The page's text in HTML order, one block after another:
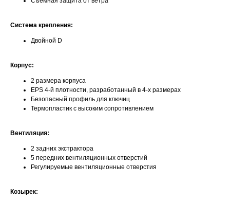
Система крепления:
Двойной D
Корпус:
2 размера корпуса
EPS 4-й плотности, разработанный в 4-х размерах
Безопасный профиль для ключиц
Термопластик с высоким сопротивлением
Вентиляция:
2 задних экстрактора
5 передних вентиляционных отверстий
Регулируемые вентиляционные отверстия
Козырек: